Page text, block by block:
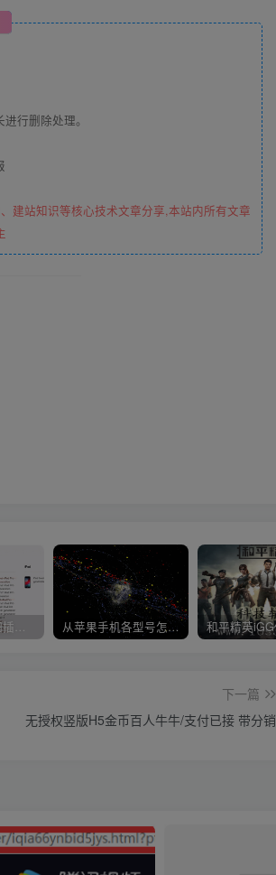
行删除处理。
建站知识等核心技术文章分享,本站内所有文章
ios手机设备详细插件平刷教程 从苹果手机各型号怎么越狱到怎么开科技完整教程
下一篇
无授权竖版H5金币百人牛牛/支付已接 带分销